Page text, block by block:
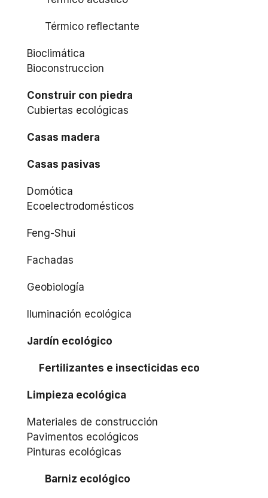
Térmico reflectante
Bioclimática
Bioconstruccion
Construir con piedra
Cubiertas ecológicas
Casas madera
Casas pasivas
Domótica
Ecoelectrodomésticos
Feng-Shui
Fachadas
Geobiología
Iluminación ecológica
Jardín ecológico
Fertilizantes e insecticidas eco
Limpieza ecológica
Materiales de construcción
Pavimentos ecológicos
Pinturas ecológicas
Barniz ecológico